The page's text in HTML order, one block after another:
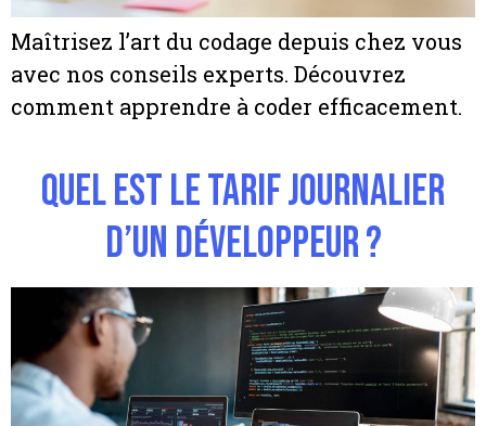
Maîtrisez l’art du codage depuis chez vous
avec nos conseils experts. Découvrez
comment apprendre à coder efficacement.
Quel est le tarif journalier
d’un développeur ?